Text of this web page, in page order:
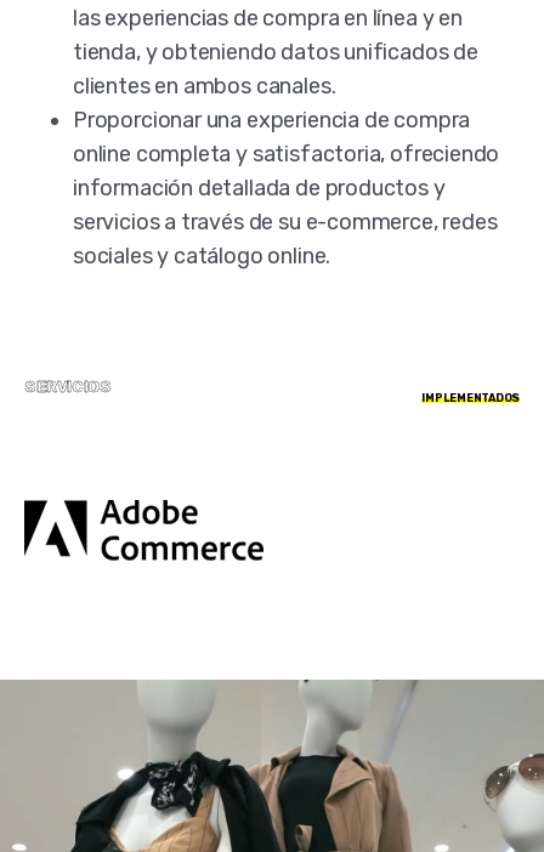
las experiencias de compra en línea y en
tienda, y obteniendo datos unificados de
clientes en ambos canales.
Proporcionar una experiencia de compra
online completa y satisfactoria, ofreciendo
información detallada de productos y
servicios a través de su e-commerce, redes
sociales y catálogo online.
SERVICIOS
IMPLEMENTADOS